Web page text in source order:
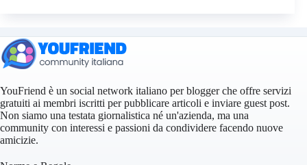
YouFriend è un social network italiano per blogger che offre servizi
gratuiti ai membri iscritti per pubblicare articoli e inviare guest post.
Non siamo una testata giornalistica né un'azienda, ma una
community con interessi e passioni da condividere facendo nuove
amicizie.